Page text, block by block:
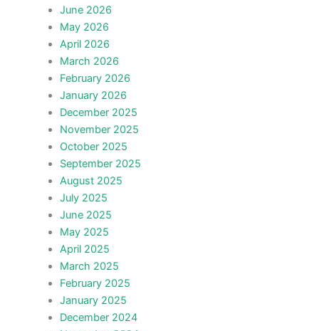
June 2026
May 2026
April 2026
March 2026
February 2026
January 2026
December 2025
November 2025
October 2025
September 2025
August 2025
July 2025
June 2025
May 2025
April 2025
March 2025
February 2025
January 2025
December 2024